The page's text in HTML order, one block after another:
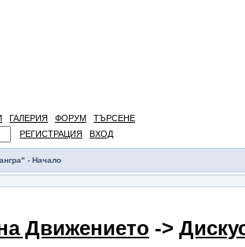
ГАЛЕРИЯ ФОРУМ
ТЪРСЕНЕ
РЕГИСТРАЦИЯ
ВХОД
- Начало
Движението ->